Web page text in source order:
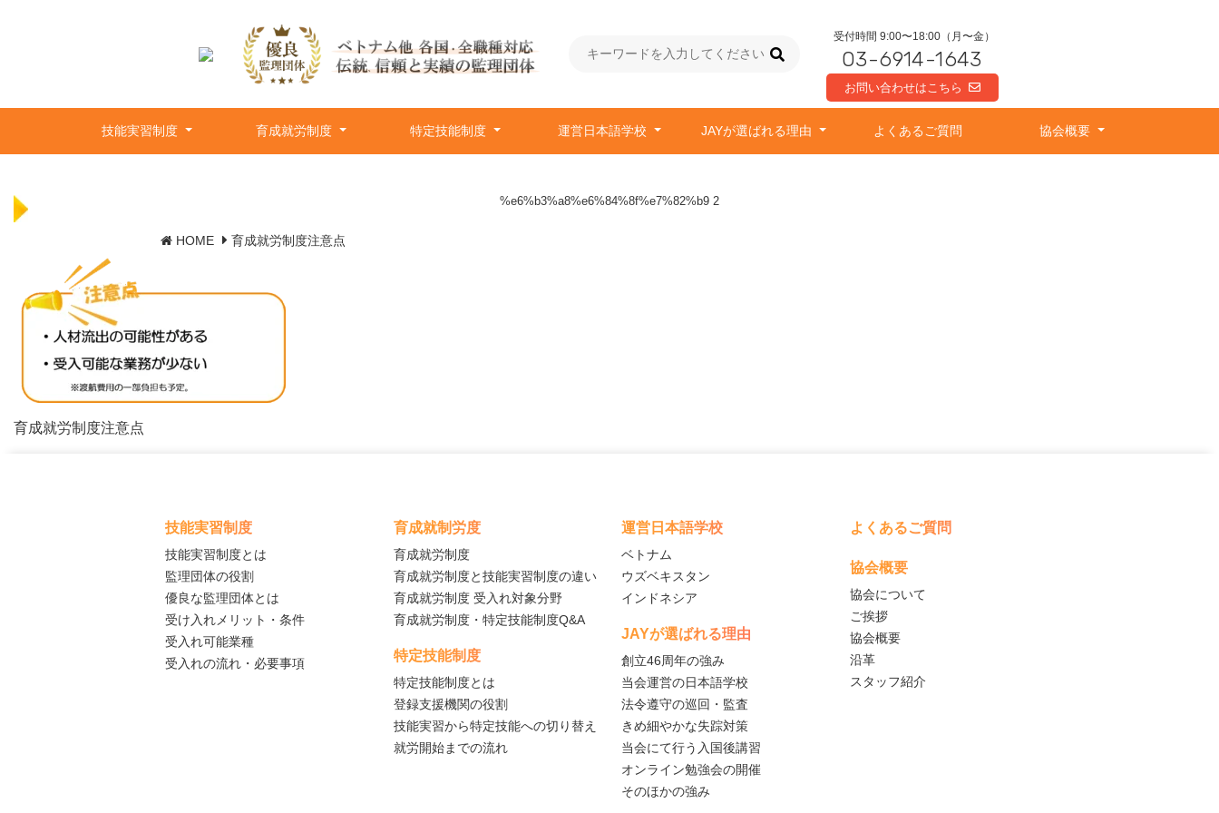
受付時間 9:00〜18:00（月〜金）
03-6914-1643
お問い合わせはこちら
技能実習制度 育成就労制度 特定技能制度 運営日本語学校 JAYが選ばれる理由 よくあるご質問 協会概要
%e6%b3%a8%e6%84%8f%e7%82%b9 2
HOME 育成就労制度注意点
育成就労制度注意点
技能実習制度
技能実習制度とは
監理団体の役割
優良な監理団体とは
受け入れメリット・条件
受入れ可能業種
受入れの流れ・必要事項
育成就制労度
育成就労制度
育成就労制度と技能実習制度の違い
育成就労制度 受入れ対象分野
育成就労制度・特定技能制度Q&A
特定技能制度
特定技能制度とは
登録支援機関の役割
技能実習から特定技能への切り替え
就労開始までの流れ
運営日本語学校
ベトナム
ウズベキスタン
インドネシア
JAYが選ばれる理由
創立46周年の強み
当会運営の日本語学校
法令遵守の巡回・監査
きめ細やかな失踪対策
当会にて行う入国後講習
オンライン勉強会の開催
そのほかの強み
よくあるご質問
協会概要
協会について
ご挨拶
協会概要
沿革
スタッフ紹介